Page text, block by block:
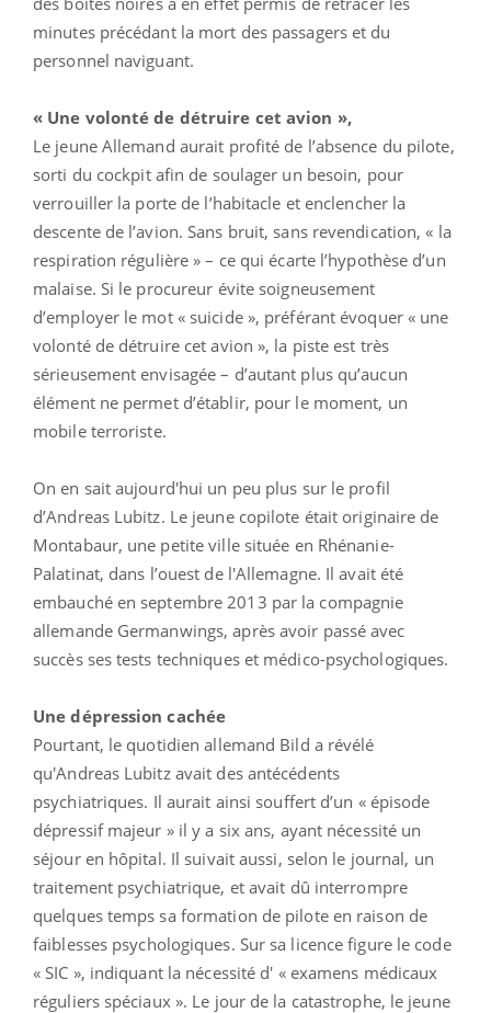
minutes précédant la mort des passagers et du
personnel naviguant.
« Une volonté de détruire cet avion »,
Le jeune Allemand aurait profité de l’absence du pilote,
sorti du cockpit afin de soulager un besoin, pour
verrouiller la porte de l’habitacle et enclencher la
descente de l’avion. Sans bruit, sans revendication, « la
respiration régulière » – ce qui écarte l’hypothèse d’un
malaise. Si le procureur évite soigneusement
d’employer le mot « suicide », préférant évoquer « une
volonté de détruire cet avion », la piste est très
sérieusement envisagée – d’autant plus qu’aucun
élément ne permet d’établir, pour le moment, un
mobile terroriste.
On en sait aujourd'hui un peu plus sur le profil
d’Andreas Lubitz. Le jeune copilote était originaire de
Montabaur, une petite ville située en Rhénanie-
Palatinat, dans l’ouest de l'Allemagne. Il avait été
embauché en septembre 2013 par la compagnie
allemande Germanwings, après avoir passé avec
succès ses tests techniques et médico-psychologiques.
Une dépression cachée
Pourtant, le quotidien allemand Bild a révélé
qu'Andreas Lubitz avait des antécédents
psychiatriques. Il aurait ainsi souffert d’un « épisode
dépressif majeur » il y a six ans, ayant nécessité un
séjour en hôpital. Il suivait aussi, selon le journal, un
traitement psychiatrique, et avait dû interrompre
quelques temps sa formation de pilote en raison de
faiblesses psychologiques. Sur sa licence figure le code
« SIC », indiquant la nécessité d' « examens médicaux
réguliers spéciaux ». Le jour de la catastrophe, le jeune